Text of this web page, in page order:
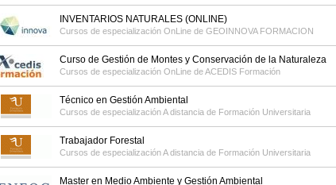
INVENTARIOS NATURALES (ONLINE)
Cursos de especialización OnLine de GEOINNOVA FORMACION
Curso de Gestión de Montes y Conservación de la Naturaleza
Cursos de especialización OnLine deACEDIS Formación
Técnico en Gestión Ambiental
Cursos de especialización A distancia de Formación Universitaria
Trabajador Forestal
Cursos de especialización A distancia de Formación Universitaria
Master en Medio Ambiente y Gestión Ambiental